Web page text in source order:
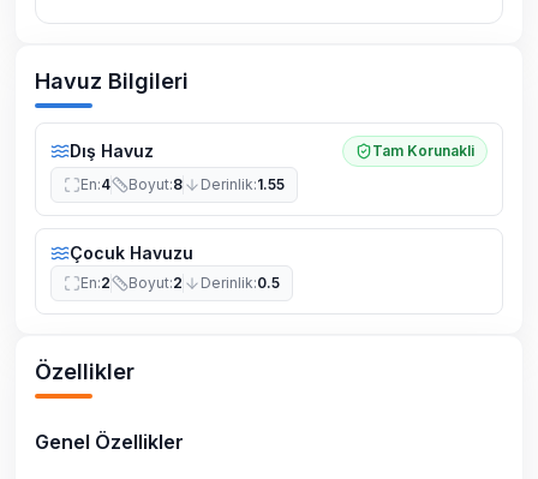
Havuz Bilgileri
Dış Havuz
Tam Korunakli
En:4 Boyut:8 Derinlik:1.55
Çocuk Havuzu
En:2 Boyut:2 Derinlik:0.5
Özellikler
Genel Özellikler